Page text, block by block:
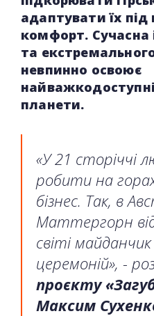
адаптувати їх під
комфорт. Сучасна
та
невпинно освоює
планети.
«У 21 сторіччі
робити на
бізнес. Так, в
Маттергорн
світі
церемоній», -
проєкту
Максим